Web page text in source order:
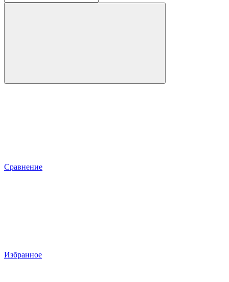
Сравнение
Избранное